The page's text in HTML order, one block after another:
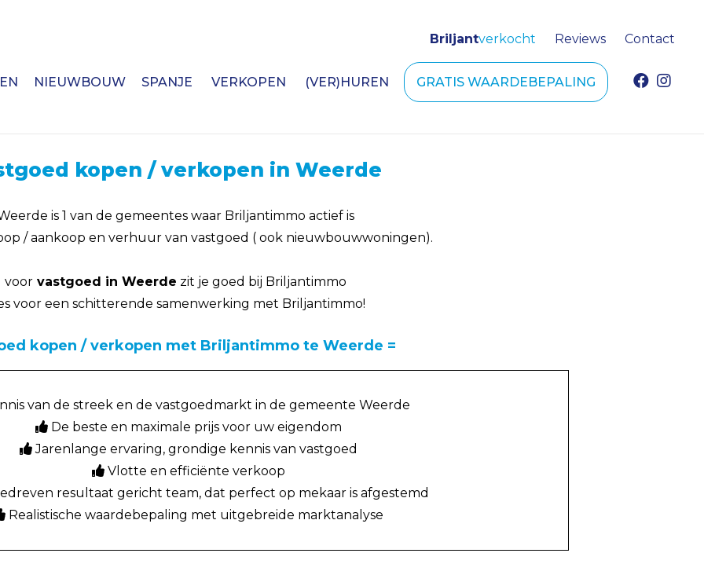
Briljantverkocht Reviews Contact
NIEUWBOUW SPANJE VERKOPEN (VER)HUREN GRATIS WAARDEBEPALING
kopen / verkopen in Weerde
is 1 van de gemeentes waar Briljantimmo actief is
/ aankoop en verhuur van vastgoed ( ook nieuwbouwwoningen).
voor vastgoed in Weerde zit je goed bij Briljantimmo
voor een schitterende samenwerking met Briljantimmo!
kopen / verkopen met Briljantimmo te Weerde =
van de streek en de vastgoedmarkt in de gemeente Weerde
De beste en maximale prijs voor uw eigendom
Jarenlange ervaring, grondige kennis van vastgoed
Vlotte en efficiënte verkoop
resultaat gericht team, dat perfect op mekaar is afgestemd
Realistische waardebepaling met uitgebreide marktanalyse